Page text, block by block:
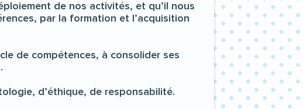
de nos activités, et qu’il nous
par la formation et l’acquisition
de compétences, à consolider ses
d’éthique, de responsabilité.